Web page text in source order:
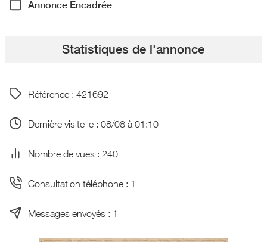
Annonce Encadrée
Statistiques de l'annonce
Référence : 421692
Dernière visite le : 08/08 à 01:10
Nombre de vues : 240
Consultation téléphone : 1
Messages envoyés : 1